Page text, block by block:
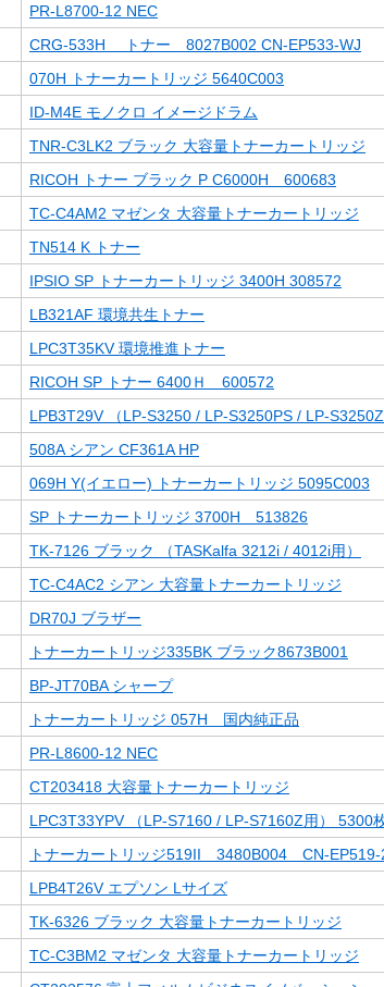
PR-L8700-12 NEC
CRG-533H トナー 8027B002 CN-EP533-WJ
070H トナーカートリッジ 5640C003
ID-M4E モノクロ イメージドラム
TNR-C3LK2 ブラック 大容量トナーカートリッジ
RICOH トナー ブラック P C6000H 600683
TC-C4AM2 マゼンタ 大容量トナーカートリッジ
TN514 K トナー
IPSIO SP トナーカートリッジ 3400H 308572
LB321AF 環境共生トナー
LPC3T35KV 環境推進トナー
RICOH SP トナー 6400Ｈ 600572
LPB3T29V （LP-S3250 / LP-S3250PS / LP-
508A シアン CF361A HP
069H Y(イエロー) トナーカートリッジ 5095C003
SP トナーカートリッジ 3700H 513826
TK-7126 ブラック （TASKalfa 3212i / 4012i用）
TC-C4AC2 シアン 大容量トナーカートリッジ
DR70J ブラザー
トナーカートリッジ335BK ブラック8673B001
BP-JT70BA シャープ
トナーカートリッジ 057H 国内純正品
PR-L8600-12 NEC
CT203418 大容量トナーカートリッジ
LPC3T33YPV （LP-S7160 / LP-S7160Z用） 5300
トナーカートリッジ519II 3480B004 CN-EP519-
LPB4T26V エプソン Lサイズ
TK-6326 ブラック 大容量トナーカートリッジ
TC-C3BM2 マゼンタ 大容量トナーカートリッジ